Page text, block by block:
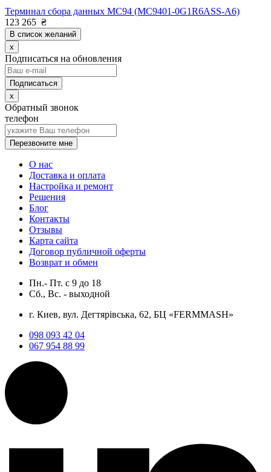
Терминал сбора данных MC94 (MC9401-0G1R6ASS-A6)
123 265 ₴
В список желаний
x
Подписаться на обновления
x
Обратный звонок
телефон
Перезвоните мне
О нас
Доставка и оплата
Настройка и ремонт
Решения
Блог
Контакты
Отзывы
Карта сайта
Договор публичной оферты
Возврат и обмен
Пн.- Пт. с 9 до 18
Сб., Вс. - выходной
г. Киев, вул. Дегтярівська, 62, БЦ «FERMMASH»
098 093 42 04
067 954 88 99